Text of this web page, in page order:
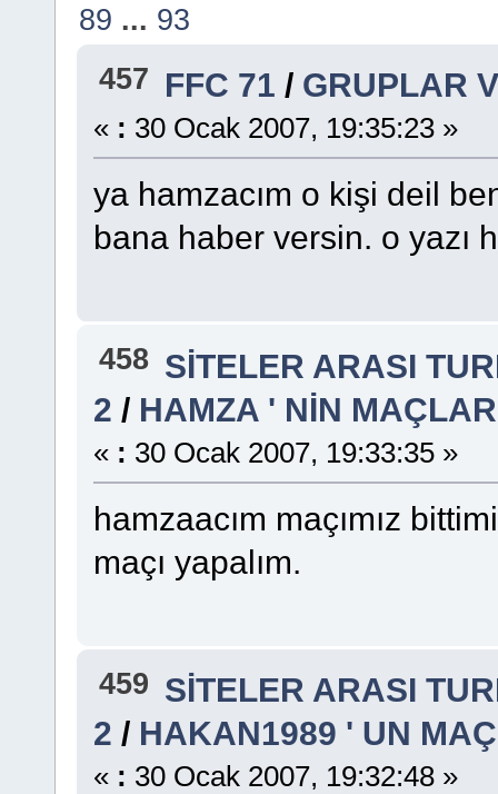
89 ... 93
457 FFC 71 / GRUPLAR
« : 30 Ocak 2007, 19:35:23 »
ya hamzacım o kişi deil
bana haber versin. o yazı
458 SİTELER ARASI
2 / HAMZA ' NİN
« : 30 Ocak 2007, 19:33:35 »
hamzaacım maçımız
maçı yapalım.
459 SİTELER ARASI
2 / HAKAN1989 ' UN
« : 30 Ocak 2007, 19:32:48 »